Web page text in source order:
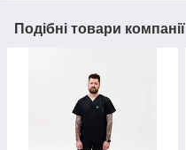
Подібні товари компанії